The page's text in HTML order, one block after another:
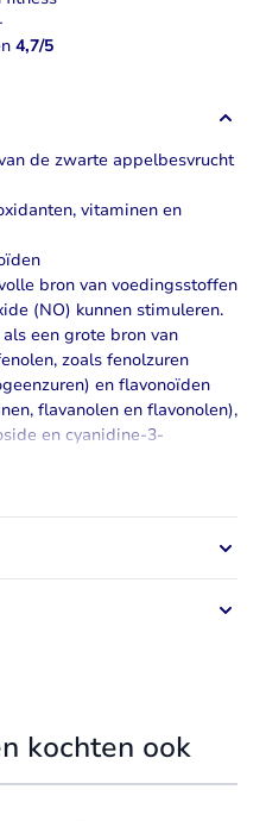
4,7/5
de zwarte appelbesvrucht
vitaminen en
bron van voedingsstoffen
(NO) kunnen stimuleren.
een grote bron van
zoals fenolzuren
en flavonoïden
flavanolen en flavonolen),
en cyanidine-3-
kochten ook